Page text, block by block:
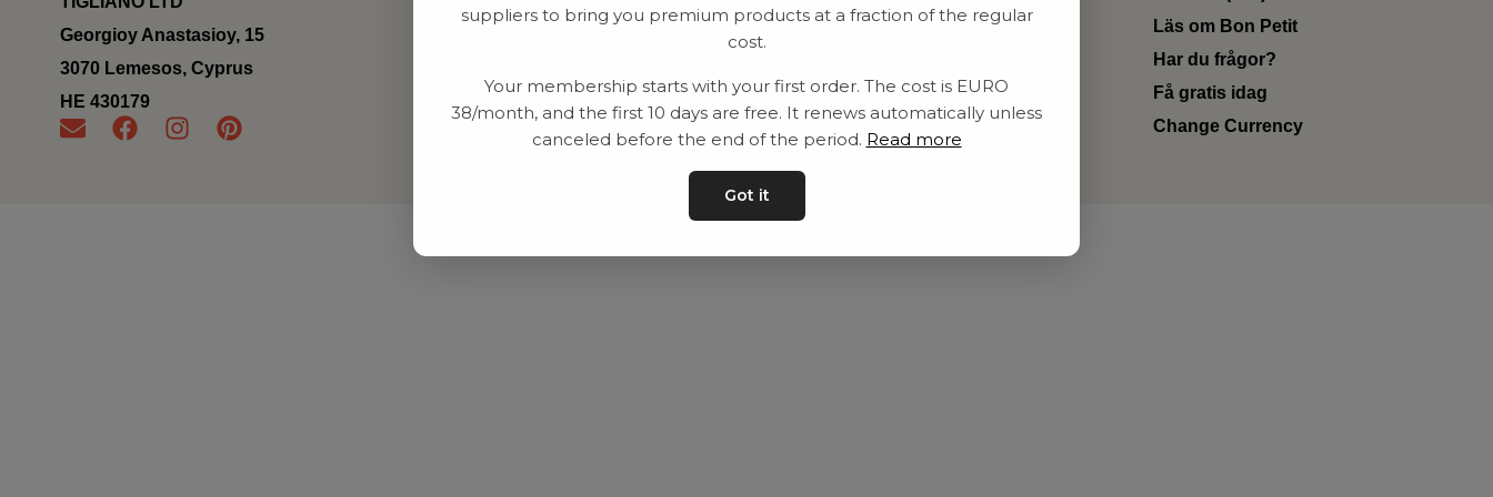
Georgioy Anastasioy, 15
3070 Lemesos, Cyprus
ΗΕ 430179
Utrustning
Contact
Privat policy
Kontakta oss
Läs om Bon Petit
Har du frågor?
Få gratis idag
Change Currency
suppliers to bring you premium products at a fraction of the regular
cost.
Your membership starts with your first order. The cost is EURO
38/month, and the first 10 days are free. It renews automatically unless
canceled before the end of the period. Read more
Got it